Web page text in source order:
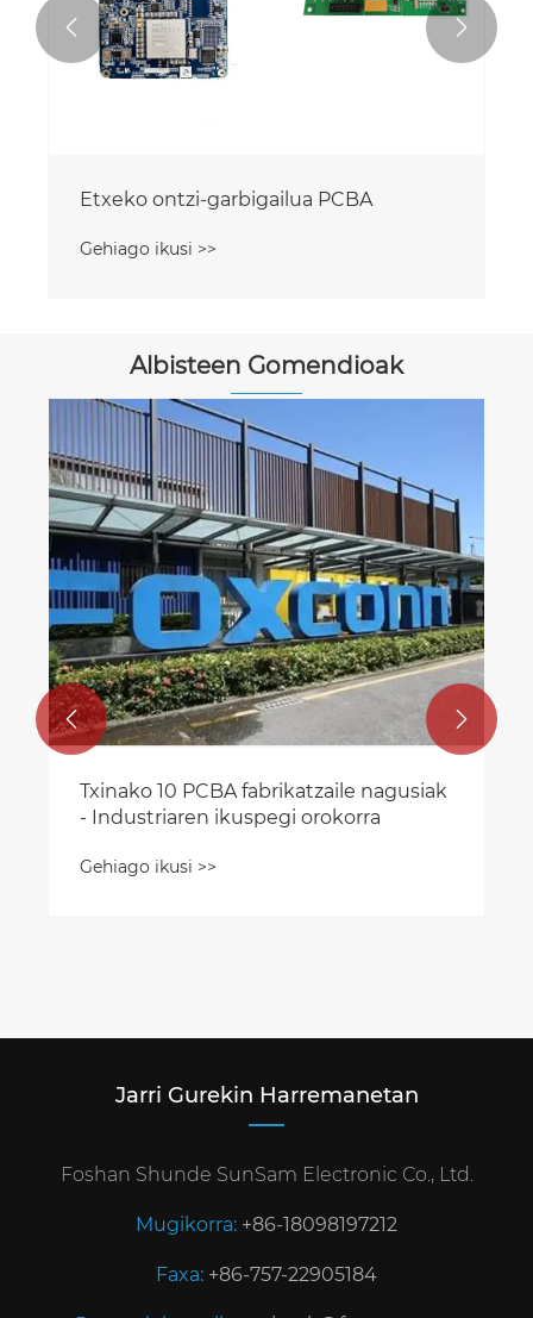
Etxeko ontzi-garbigailua PCBA
Gehiago ikusi >>
 
Albisteen Gomendioak
Txinako 10 PCBA fabrikatzaile nagusiak
- Industriaren ikuspegi orokorra
Gehiago ikusi >>
 
Jarri Gurekin Harremanetan
Foshan Shunde SunSam Electronic Co., Ltd.
Mugikorra: +86-18098197212
Faxa: +86-757-22905184